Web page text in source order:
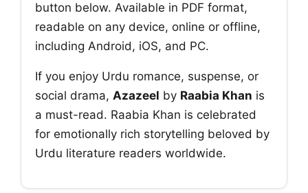
button below. Available in PDF format,
readable on any device, online or offline,
including Android, iOS, and PC.
If you enjoy Urdu romance, suspense, or
social drama, Azazeel by Raabia Khan is
a must-read. Raabia Khan is celebrated
for emotionally rich storytelling beloved by
Urdu literature readers worldwide.